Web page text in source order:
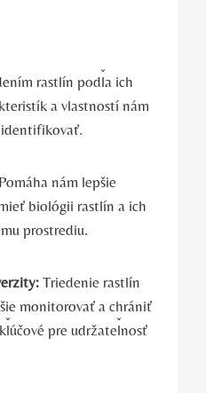
rastlín podľa ich
a vlastností nám
Pomáha nám lepšie
biológii rastlín a ich
prostrediu.
Triedenie rastlín
monitorovať a chrániť
pre udržateľnosť